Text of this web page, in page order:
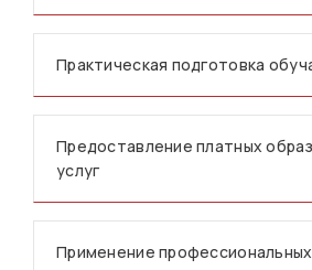
Практическая подготовка
Предоставление платных
услуг
Применение